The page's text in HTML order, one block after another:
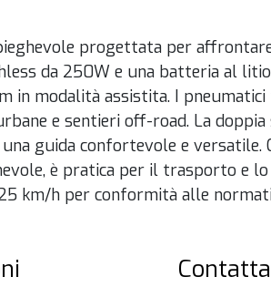
progettata per
da 250W e una batteria al
in modalità assistita. I
e sentieri off-road. La doppia
guida confortevole e versatile.
è pratica per il trasporto e
km/h per conformità alle